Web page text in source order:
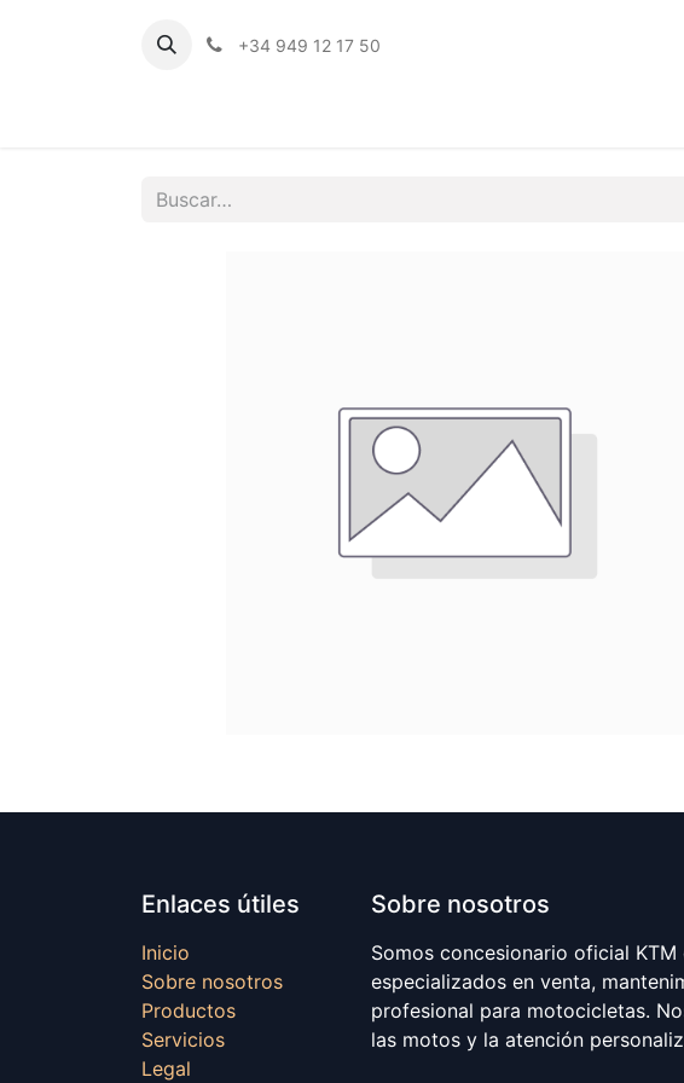
+34 949 12 17 50
Enlaces útiles
Inicio
Sobre nosotros
Productos
Servicios
Legal
Sobre nosotros
Somos concesionario oficial KTM
especializados en venta,
profesional para motocicletas.
las motos y la atención